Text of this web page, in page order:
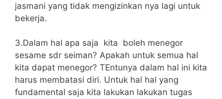
jasmani yang tidak mengizinkan nya lagi untuk
bekerja.
3.Dalam hal apa saja kita boleh menegor
sesame sdr seiman? Apakah untuk semua hal
kita dapat menegor? TEntunya dalam hal ini kita
harus membatasi diri. Untuk hal hal yang
fundamental saja kita lakukan lakukan tugas